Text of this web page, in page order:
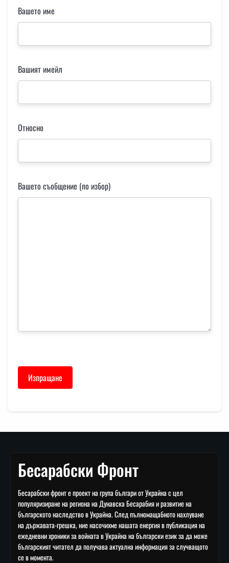
Вашето име
Вашият имейл
Относно
Вашето съобщение (по избор)
Бесарабски Фронт
Бесарабски фронт е проект на група българи от Украйна с цел
популяризиране на региона на Дунавска Бесарабия и развитие на
българското наследство в Украйна. След пълномащабното нахлуване
на държавата-грешка, ние насочихме нашата енергия в публикация на
ежедневни хроники за войната в Украйна на български език за да може
българският читател да получава актуална информация за случващото
се в момента.